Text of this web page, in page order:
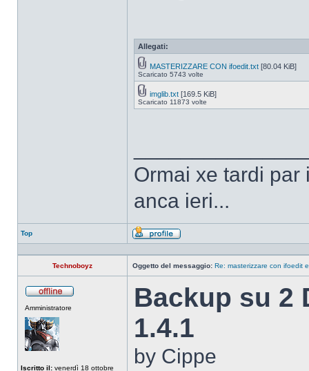
Allegati:
MASTERIZZARE CON ifoedit.txt [80.04 KiB]
Scaricato 5743 volte
imglib.txt [169.5 KiB]
Scaricato 11873 volte
Ormai xe tardi par
anca ieri...
Top
Profilo
Technoboyz Oggetto del messaggio: Re: masterizzare con ifoedit
Amministratore
Iscritto il: venerdì 18 ottobre
Backup su 2
1.4.1
by Cippe